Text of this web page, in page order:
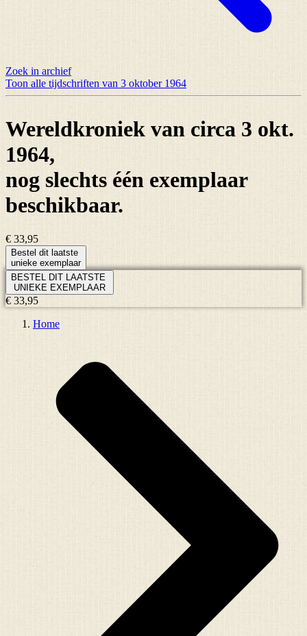
Zoek in archief
Toon alle tijdschriften van 3 oktober 1964
Wereldkroniek van circa 3 okt.
1964,
nog slechts één exemplaar
beschikbaar.
€ 33,95
Bestel dit laatste
unieke exemplaar
BESTEL DIT LAATSTE
UNIEKE EXEMPLAAR
€ 33,95
Home